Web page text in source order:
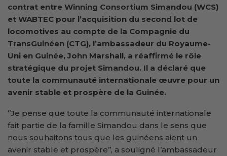
contrat entre Winning Consortium Simandou (WCS)
et WABTEC pour l’acquisition du second lot de
locomotives au compte de la Compagnie du
TransGuinéen (CTG), l’ambassadeur du Royaume-
Uni en Guinée, John Marshall, a réaffirmé le rôle
stratégique du projet Simandou. Il a déclaré que
toute la communauté internationale œuvre pour un
avenir stable et prospère de la Guinée.
‘’Je pense que toute la communauté internationale
fait partie de la famille Simandou dans le sens que
nous souhaitons tous que les guinéens aient un
avenir stable et prospère’’, a souligné l’ambassadeur